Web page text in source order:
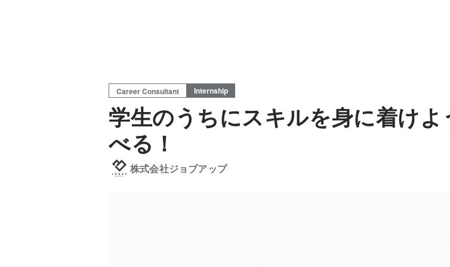
Career Consultant Internship
学生のうちにスキルを身に着け
べる！
株式会社ジョブアップ